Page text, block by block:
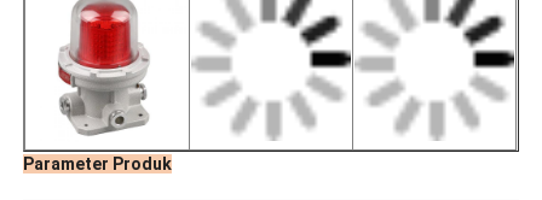
Parameter Produk